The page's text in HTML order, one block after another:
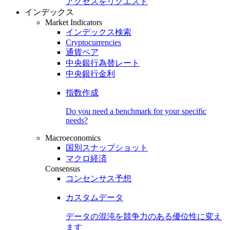
インデックス
Market Indicators
インデックス検索
Cryptocurrencies
通貨ペア
中央銀行為替レート
中央銀行金利
指数作成
Do you need a benchmark for your specific
needs?
Macroeconomics
国別スナップショット
マクロ経済
Consensus
コンセンサス予想
カスタムデータ
データの混沌を競争力のある優位性に変え
ます